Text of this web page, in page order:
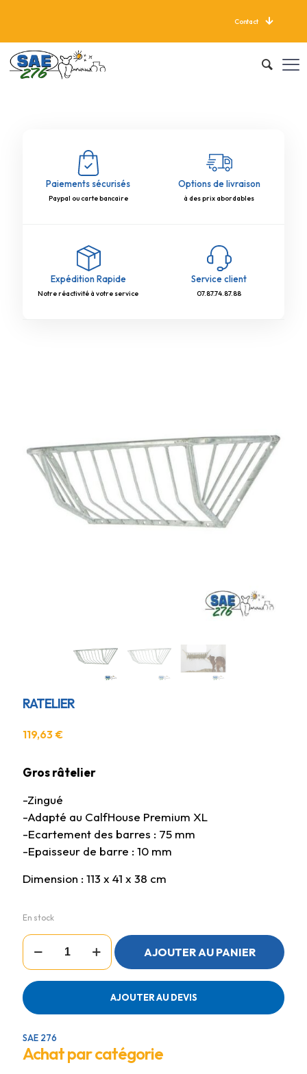
Paiements sécurisés
Paypal ou carte bancaire
Options de livraison
à des prix abordables
Expédition Rapide
Notre réactivité à votre service
Service client
07.87.74.87.88
RATELIER
119,63 €
Gros râtelier
-Zingué
-Adapté au CalfHouse Premium XL
-Ecartement des barres : 75 mm
-Epaisseur de barre : 10 mm
Dimension : 113 x 41 x 38 cm
En stock
quantité
RATELIER
AJOUTER AU PANIER
AJOUTER AU DEVIS
SAE 276
Achat par catégorie